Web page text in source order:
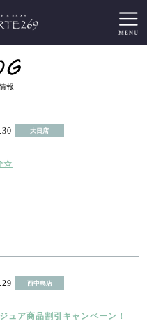
報
大日店
☆
西中島店
ュア商品割引キャンペーン！